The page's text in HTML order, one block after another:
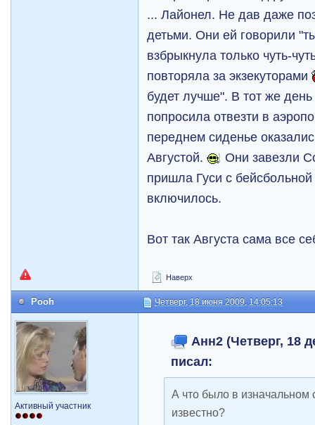
... Лайонел. Не дав даже
детьми. Они ей говорили
взбрыкнула только чуть-
повторяла за экзекуторами
будет лучше". В тот же
попросила отвезти в
переднем сиденье
Августой.
Они завезли
пришла Гуси с
включилось.
Вот так Августа сама все
Наверх
Pooh Четверг, 18 июня 2009, 14:05:13
Активный участник
Анн2 (Четверг, 18
писал:
А что было в изначальном
известно?